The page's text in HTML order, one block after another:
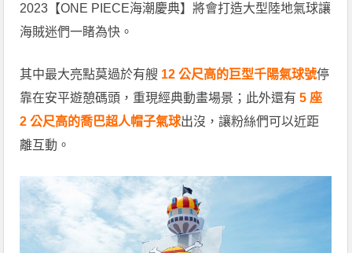
2023【ONE PIECE海潮慶典】將會打造大型陸地氣球讓
海賊迷們一睹為快。
其中最大亮點莫過於有艘 12 公尺高的巨型千陽氣球號停
靠在安平遊憩碼頭，重現經典動畫場景；此外還有 5 座
2 公尺高的喬巴超人帽子氣球出沒，讓粉絲們可以近距
離互動。